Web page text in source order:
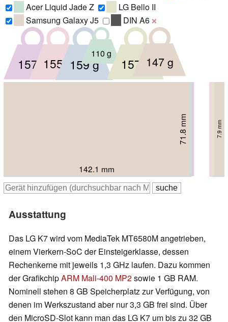
Acer Liquid Jade Z
LG Bello II
Samsung Galaxy J5
DIN A6 ❌
145.4 mm
71.9 mm 9.4 mm
157 g
142.1 mm
72.4 mm 11.6 mm
155 g
143.6 mm
72.5 mm 9.05 mm
159 g
143.5 mm
69.8 mm 7.9 mm
110 g
140.8 mm
71.6 mm 9.6 mm
157 g
142.1 mm
71.8 mm 7.9 mm
147 g
Ausstattung
Das LG K7 wird vom MediaTek MT6580M angetrieben,
einem Vierkern-SoC der Einsteigerklasse, dessen
Rechenkerne mit jeweils 1,3 GHz laufen. Dazu kommen
der GrafikchipARM Mali-400 MP2sowie 1 GB RAM.
Nominell stehen 8 GB Speicherplatz zur Verfügung, von
denen im Werkszustand aber nur 3,3 GB frei sind. Über
den MicroSD-Slot kann man das LG K7 um bis zu 32 GB